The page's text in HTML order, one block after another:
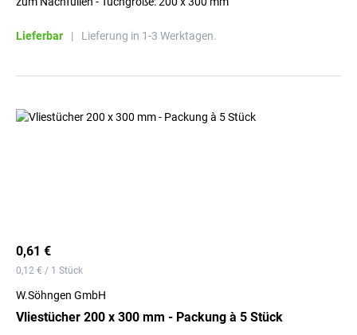
Lieferbar | Lieferung in 1-3 Werktagen.
0,61 €
0,12 € / 1 Stück
W.Söhngen GmbH
Vliestücher 200 x 300 mm - Packung à 5 Stück